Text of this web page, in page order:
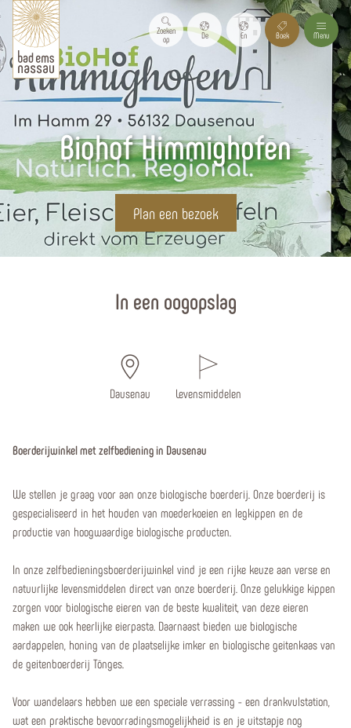
Zoeken
op
De En Boek Menu
Biohof Himmighofen
Plan een bezoek
In een oogopslag
Dausenau Levensmiddelen
Boerderijwinkel met zelfbediening in Dausenau
We stellen je graag voor aan onze biologische boerderij. Onze boerderij is
gespecialiseerd in het houden van moederkoeien en legkippen en de
productie van hoogwaardige biologische producten.
In onze zelfbedieningsboerderijwinkel vind je een rijke keuze aan verse en
natuurlijke levensmiddelen direct van onze boerderij. Onze gelukkige kippen
zorgen voor biologische eieren van de beste kwaliteit, van deze eieren
maken we ook heerlijke eierpasta. Daarnaast bieden we biologische
aardappelen, honing van de plaatselijke imker en biologische geitenkaas van
de geitenboerderij Tönges.
Voor wandelaars hebben we een speciale verrassing - een drankvulstation,
wat een praktische bevoorradingsmogelijkheid is en je uitstapje nog